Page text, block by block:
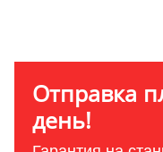
Отправка
день!